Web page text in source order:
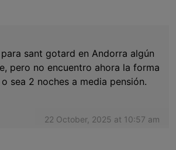
22 October, 2025 at 10:57 am
sant gotard en Andorra algún
pero no encuentro ahora la forma
sea 2 noches a media pensión.